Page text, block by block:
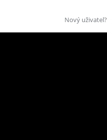
Nový uživatel?